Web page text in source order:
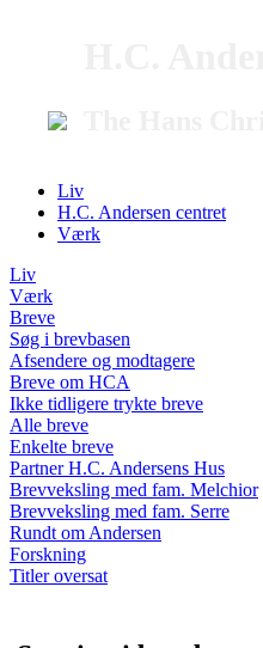
Liv
H.C. Andersen centret
Værk
Liv
Værk
Breve
Søg i brevbasen
Afsendere og modtagere
Breve om HCA
Ikke tidligere trykte breve
Alle breve
Enkelte breve
Partner H.C. Andersens Hus
Brevveksling med fam. Melchior
Brevveksling med fam. Serre
Rundt om Andersen
Forskning
Titler oversat